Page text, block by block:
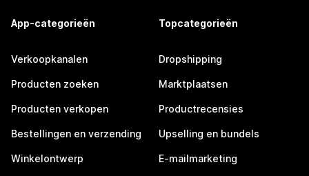
App-categorieën
Verkoopkanalen
Producten zoeken
Producten verkopen
Bestellingen en verzending
Winkelontwerp
Topcategorieën
Dropshipping
Marktplaatsen
Productrecensies
Upselling en bundels
E-mailmarketing